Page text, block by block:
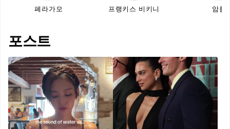
페라가모 프랭키스 비키니 암룰
포스트